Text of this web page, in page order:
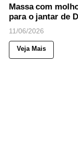
Massa com
para o jantar de
11/06/2026
Veja Mais